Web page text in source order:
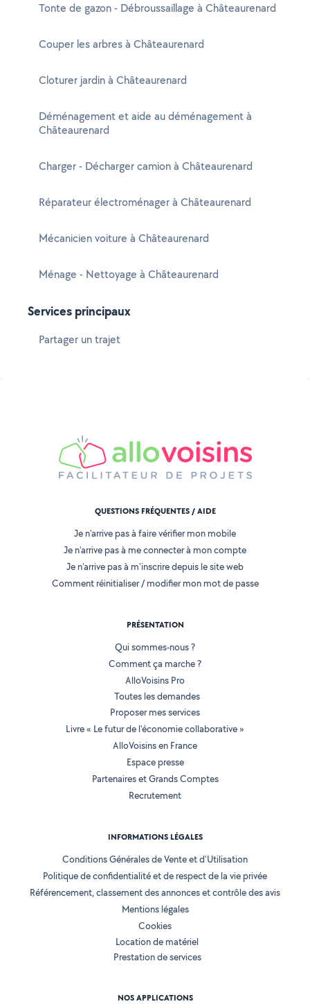
Tonte de gazon - Débroussaillage à Châteaurenard
Couper les arbres à Châteaurenard
Cloturer jardin à Châteaurenard
Déménagement et aide au déménagement à
Châteaurenard
Charger - Décharger camion à Châteaurenard
Réparateur électroménager à Châteaurenard
Mécanicien voiture à Châteaurenard
Ménage - Nettoyage à Châteaurenard
Services principaux
Partager un trajet
QUESTIONS FRÉQUENTES / AIDE
Je n'arrive pas à faire vérifier mon mobile
Je n'arrive pas à me connecter à mon compte
Je n'arrive pas à m'inscrire depuis le site web
Comment réinitialiser / modifier mon mot de passe
PRÉSENTATION
Qui sommes-nous ?
Comment ça marche ?
AlloVoisins Pro
Toutes les demandes
Proposer mes services
Livre « Le futur de l'économie collaborative »
AlloVoisins en France
Espace presse
Partenaires et Grands Comptes
Recrutement
INFORMATIONS LÉGALES
Conditions Générales de Vente et d'Utilisation
Politique de confidentialité et de respect de la vie privée
Référencement, classement des annonces et contrôle des avis
Mentions légales
Cookies
Location de matériel
Prestation de services
NOS APPLICATIONS